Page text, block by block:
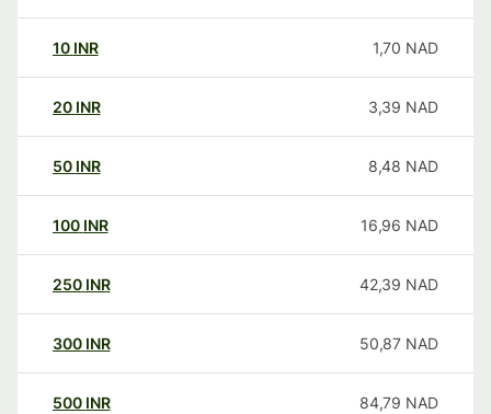
10 INR 1,70 NAD
20 INR 3,39 NAD
50 INR 8,48 NAD
100 INR 16,96 NAD
250 INR 42,39 NAD
300 INR 50,87 NAD
500 INR 84,79 NAD